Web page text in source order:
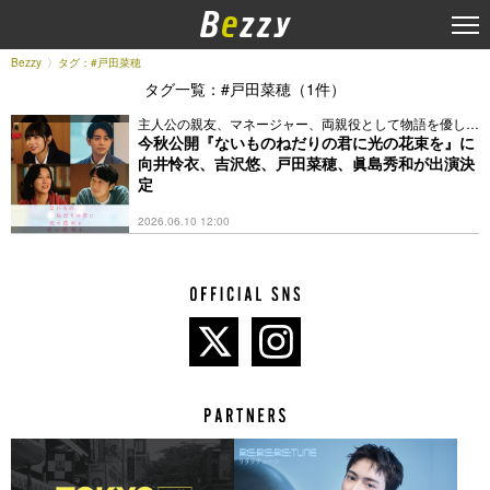
Bezzy タグ：#戸田菜穂
タグ一覧：#戸田菜穂（1件）
主人公の親友、マネージャー、両親役として物語を優しく
彩る
今秋公開『ないものねだりの君に光の花束を』に
向井怜衣、吉沢悠、戸田菜穂、眞島秀和が出演決
定
2026.06.10 12:00